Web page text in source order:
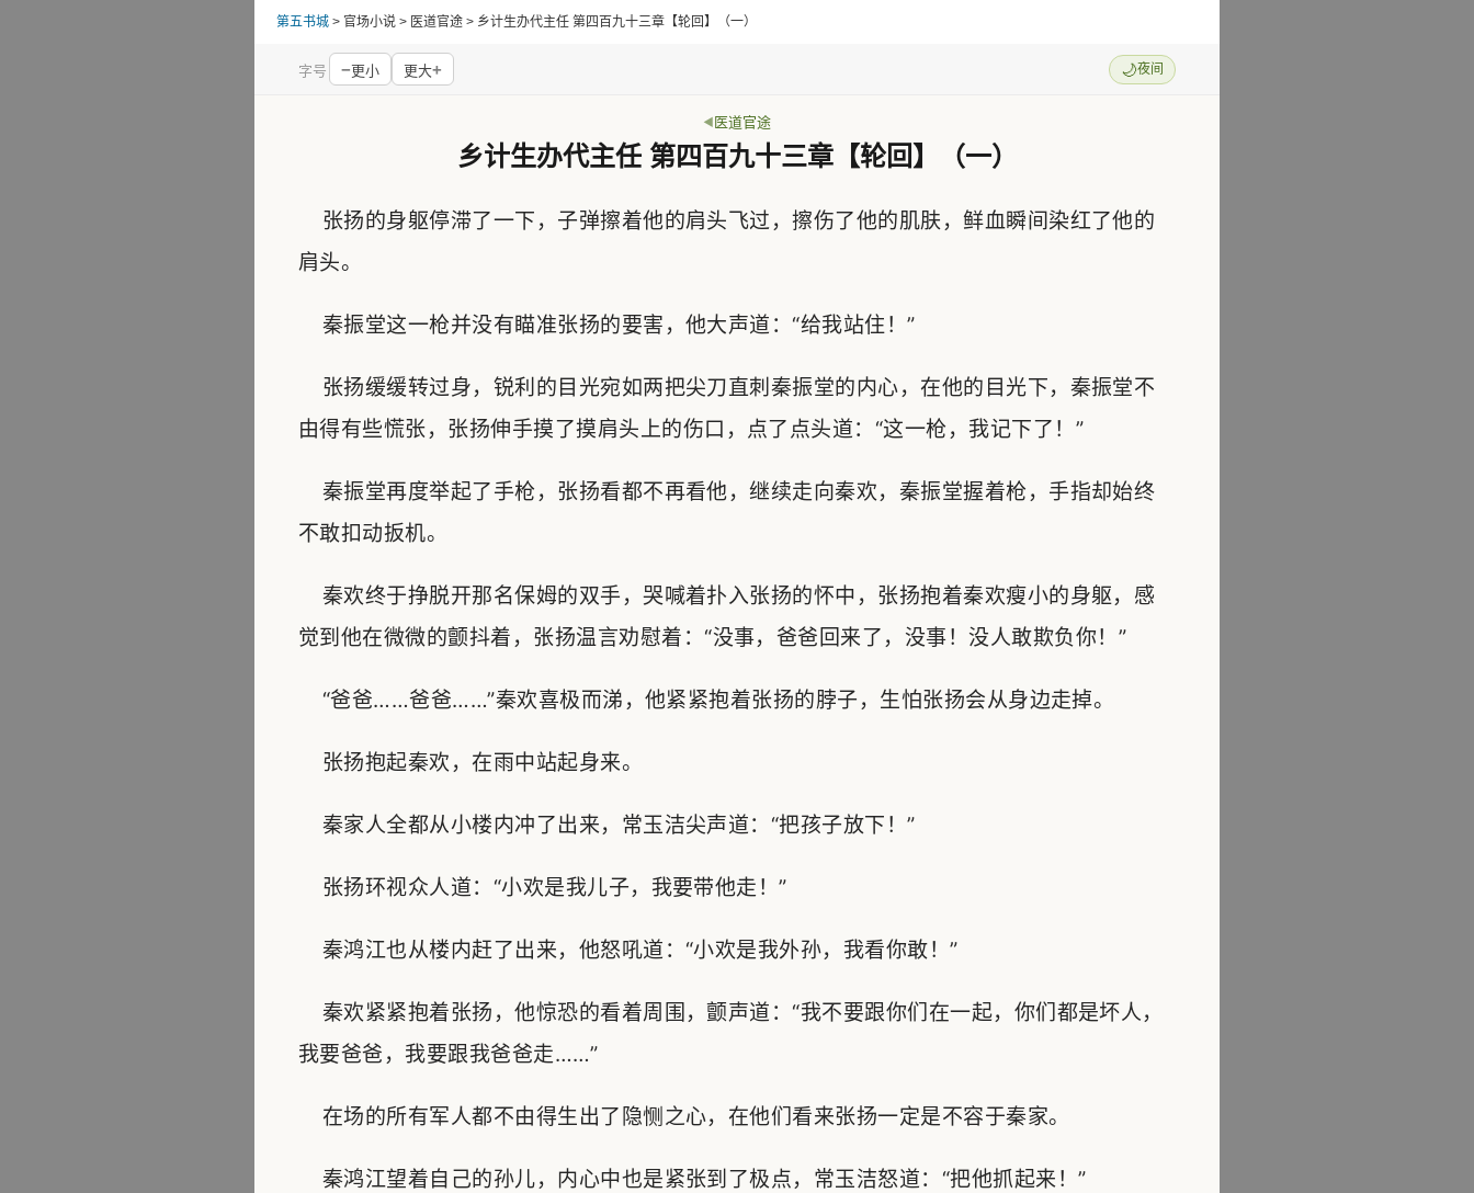
第五书城 > 官场小说 > 医道官途 > 乡计生办代主任 第四百九十三章【轮回】（一）
字号 −更小 更大+ 🌙夜间
医道官途
乡计生办代主任 第四百九十三章【轮回】（一）
张扬的身躯停滞了一下，子弹擦着他的肩头飞过，擦伤了他的肌肤，鲜血瞬间染红了他的
肩头。
秦振堂这一枪并没有瞄准张扬的要害，他大声道：“给我站住！”
张扬缓缓转过身，锐利的目光宛如两把尖刀直刺秦振堂的内心，在他的目光下，秦振堂不
由得有些慌张，张扬伸手摸了摸肩头上的伤口，点了点头道：“这一枪，我记下了！”
秦振堂再度举起了手枪，张扬看都不再看他，继续走向秦欢，秦振堂握着枪，手指却始终
不敢扣动扳机。
秦欢终于挣脱开那名保姆的双手，哭喊着扑入张扬的怀中，张扬抱着秦欢瘦小的身躯，感
觉到他在微微的颤抖着，张扬温言劝慰着：“没事，爸爸回来了，没事！没人敢欺负你！”
“爸爸……爸爸……”秦欢喜极而涕，他紧紧抱着张扬的脖子，生怕张扬会从身边走掉。
张扬抱起秦欢，在雨中站起身来。
秦家人全都从小楼内冲了出来，常玉洁尖声道：“把孩子放下！”
张扬环视众人道：“小欢是我儿子，我要带他走！”
秦鸿江也从楼内赶了出来，他怒吼道：“小欢是我外孙，我看你敢！”
秦欢紧紧抱着张扬，他惊恐的看着周围，颤声道：“我不要跟你们在一起，你们都是坏人，
我要爸爸，我要跟我爸爸走……”
在场的所有军人都不由得生出了隐恻之心，在他们看来张扬一定是不容于秦家。
秦鸿江望着自己的孙儿，内心中也是紧张到了极点，常玉洁怒道：“把他抓起来！”